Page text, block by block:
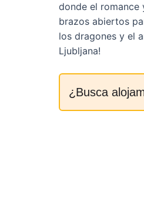
donde el romance
brazos abiertos
los dragones y el
Ljubljana!
¿Busca